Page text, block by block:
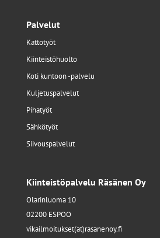
Palvelut
Kattotyöt
Kiinteistöhuolto
Koti kuntoon -palvelu
Kuljetuspalvelut
Pihatyöt
Sähkötyöt
Siivouspalvelut
Kiinteistöpalvelu Räsänen Oy
Olarinluoma 10
02200 ESPOO
vikailmoitukset(at)rasanenoy.fi